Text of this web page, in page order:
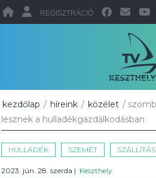
REGISZTRÁCIÓ
kezdőlap / híreink / közélet /
lesznek a hulladékgazdálkodásban
HULLADÉK SZEMÉT SZÁLLÍTÁS
2023. jún. 28. szerda | Keszthely